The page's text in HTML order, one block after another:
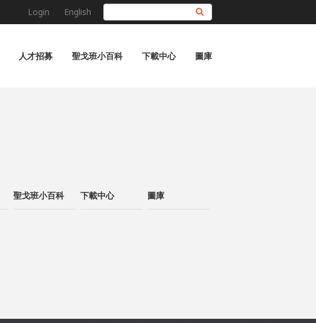
Login English
人才招募 聖戈班小百科 下載中心 圖庫
聖戈班小百科 下載中心 圖庫